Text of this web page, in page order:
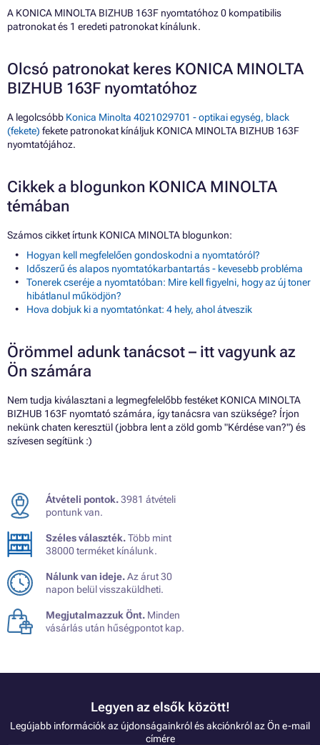
A KONICA MINOLTA BIZHUB 163F nyomtatóhoz 0 kompatibilis
patronokat és 1 eredeti patronokat kínálunk.
Olcsó patronokat keres KONICA MINOLTA
BIZHUB 163F nyomtatóhoz
A legolcsóbb Konica Minolta 4021029701 - optikai egység, black
(fekete) fekete patronokat kínáljuk KONICA MINOLTA BIZHUB 163F
nyomtatójához.
Cikkek a blogunkon KONICA MINOLTA
témában
Számos cikket írtunk KONICA MINOLTA blogunkon:
Hogyan kell megfelelően gondoskodni a nyomtatóról?
Időszerű és alapos nyomtatókarbantartás - kevesebb probléma
Tonerek cseréje a nyomtatóban: Mire kell figyelni, hogy az új toner
hibátlanul működjön?
Hova dobjuk ki a nyomtatónkat: 4 hely, ahol átveszik
Örömmel adunk tanácsot – itt vagyunk az
Ön számára
Nem tudja kiválasztani a legmegfelelőbb festéket KONICA MINOLTA
BIZHUB 163F nyomtató számára, így tanácsra van szüksége? Írjon
nekünk chaten keresztül (jobbra lent a zöld gomb "Kérdése van?") és
szívesen segítünk :)
Átvételi pontok.3981 átvételi
pontunk van.
Széles választék.Több mint
38000 terméket kínálunk.
Nálunk van ideje.Az árut 30
napon belül visszaküldheti.
Megjutalmazzuk Önt. Minden
vásárlás után hűségpontot kap.
Legyen az elsők között!
Legújabb információk az újdonságainkról és akciónkról az Ön e-mail
címére